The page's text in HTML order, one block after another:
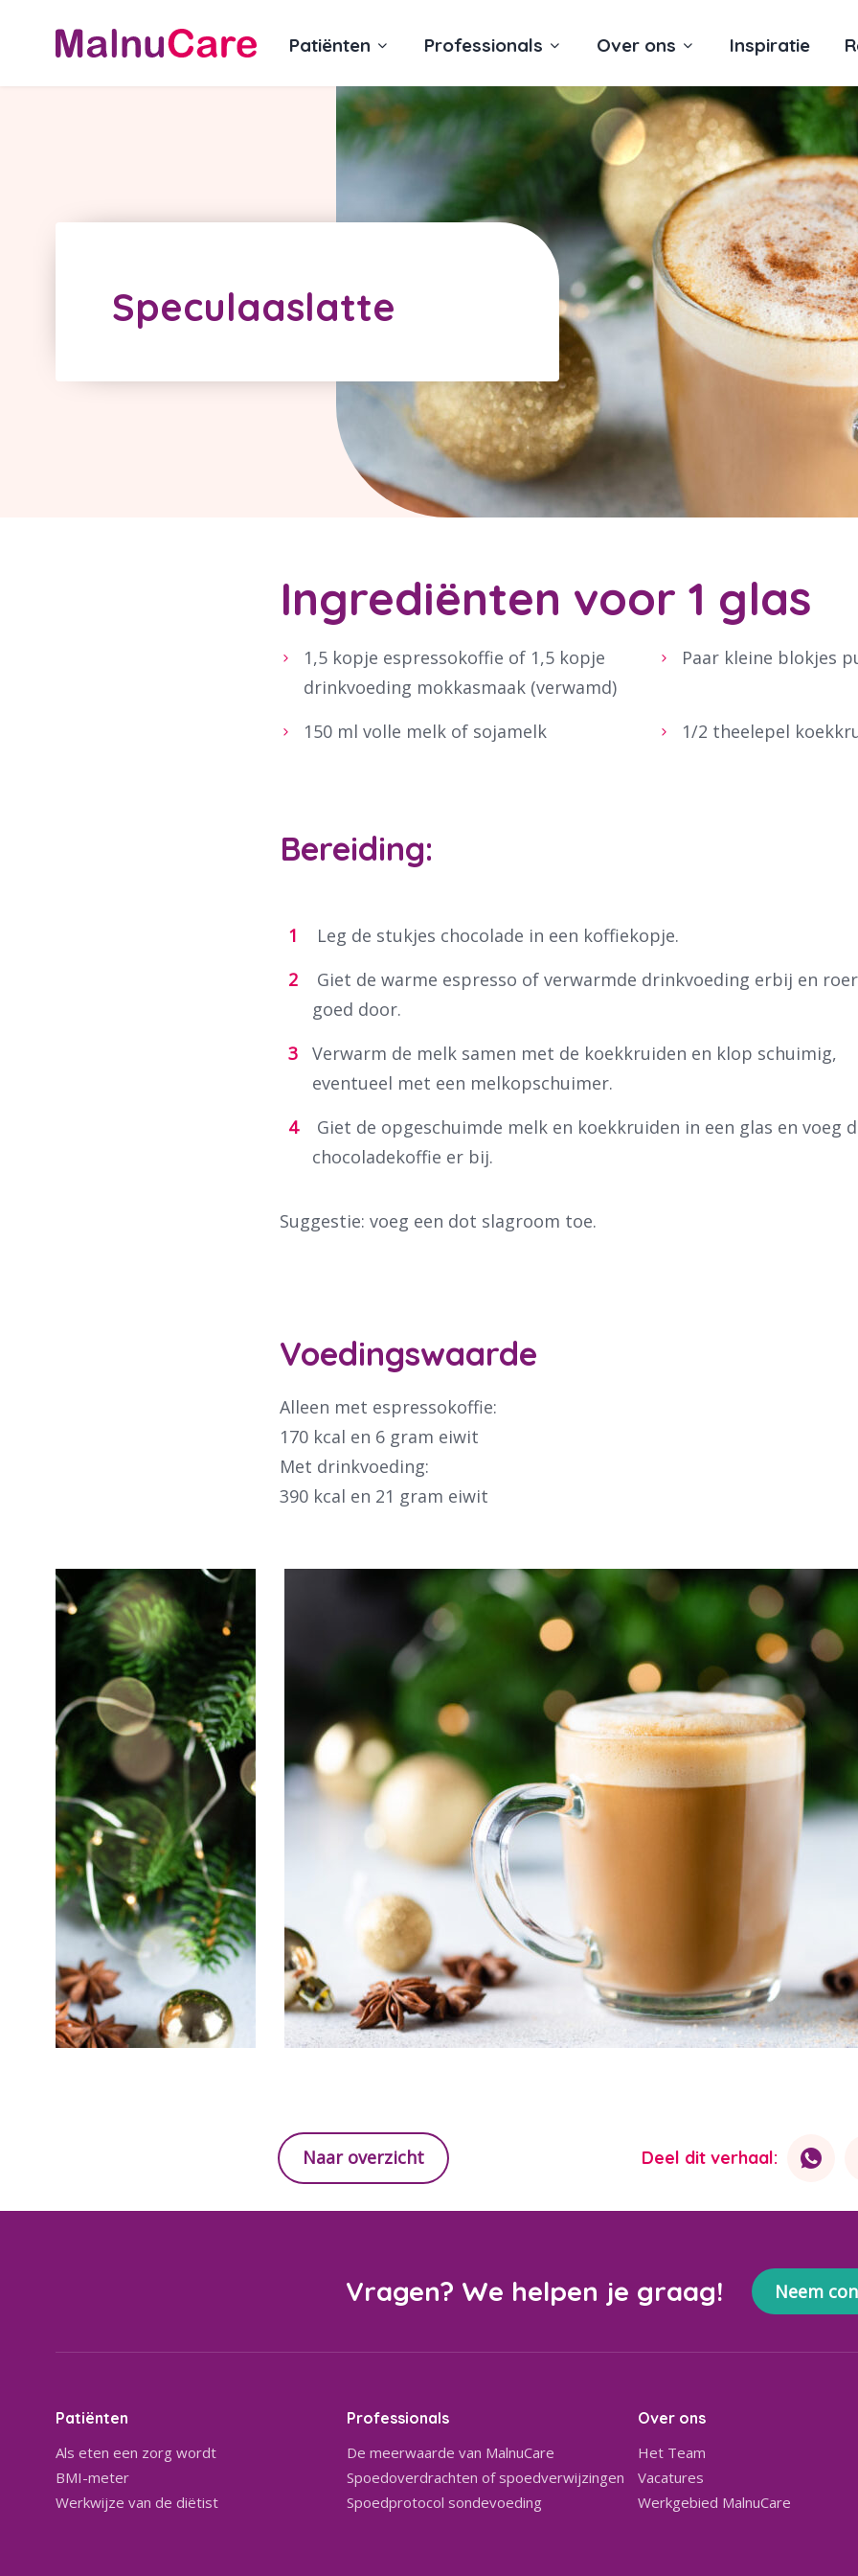
Patiënten Professionals Over ons Inspiratie
Speculaaslatte
Ingrediënten voor 1 glas
1,5 kopje espressokoffie of 1,5 kopje
drinkvoeding mokkasmaak (verwamd)
Paar kleine blokjes
150 ml volle melk of sojamelk 1/2 theelepel
Bereiding:
Leg de stukjes chocolade in een koffiekopje.
Giet de warme espresso of verwarmde drinkvoeding erbij en roer
goed door.
Verwarm de melk samen met de koekkruiden en klop schuimig,
eventueel met een melkopschuimer.
Giet de opgeschuimde melk en koekkruiden in een glas en voeg
chocoladekoffie er bij.
Suggestie: voeg een dot slagroom toe.
Voedingswaarde
Alleen met espressokoffie:
170 kcal en 6 gram eiwit
Met drinkvoeding:
390 kcal en 21 gram eiwit
Naar overzicht Deel dit verhaal:
Vragen? We helpen je graag! Neem
Patiënten
Als eten een zorg wordt
BMI-meter
Werkwijze van de diëtist
Professionals
De meerwaarde van MalnuCare
Spoedoverdrachten of spoedverwijzingen
Spoedprotocol sondevoeding
Over ons
Het Team
Vacatures
Werkgebied MalnuCare